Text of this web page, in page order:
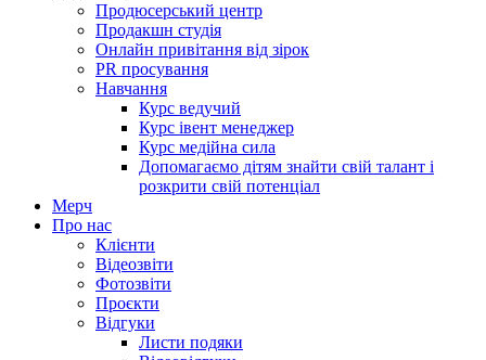
Продюсерський центр
Продакшн студія
Онлайн привітання від зірок
PR просування
Навчання
Курс ведучий
Курс івент менеджер
Курс медійна сила
Допомагаємо дітям знайти свій талант і
розкрити свій потенціал
Мерч
Про нас
Клієнти
Відеозвіти
Фотозвіти
Проєкти
Відгуки
Листи подяки